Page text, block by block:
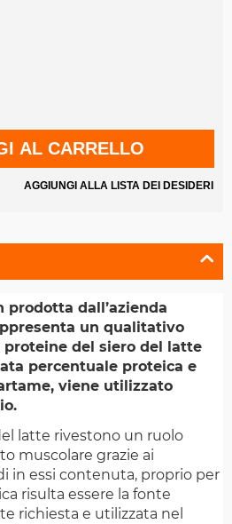
AL CARRELLO
AGGIUNGI ALLA LISTA DEI DESIDERI
prodotta dall’azienda
un qualitativo
del siero del latte
percentuale proteica e
viene utilizzato
latte rivestono un ruolo
muscolare grazie ai
in essi contenuta, proprio per
risulta essere la fonte
richiesta e utilizzata nel